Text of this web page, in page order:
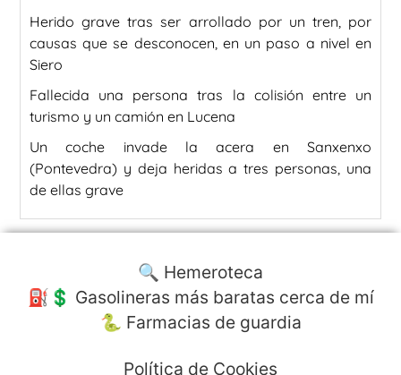
Herido grave tras ser arrollado por un tren, por
causas que se desconocen, en un paso a nivel en
Siero
Fallecida una persona tras la colisión entre un
turismo y un camión en Lucena
Un coche invade la acera en Sanxenxo
(Pontevedra) y deja heridas a tres personas, una
de ellas grave
🔍 Hemeroteca
⛽️💲 Gasolineras más baratas cerca de mí
🐍 Farmacias de guardia
Política de Cookies